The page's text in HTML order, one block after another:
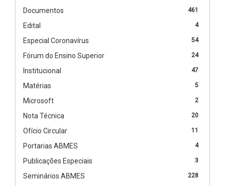
461
Documentos
4
Edital
54
Especial Coronavírus
24
Fórum do Ensino Superior
47
Institucional
5
Matérias
2
Microsoft
20
Nota Técnica
11
Ofício Circular
4
Portarias ABMES
3
Publicações Especiais
228
Seminários ABMES